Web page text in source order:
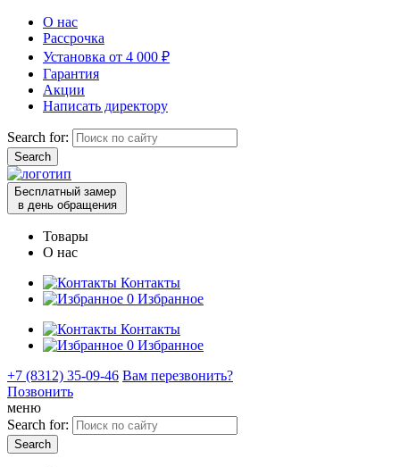
О нас
Рассрочка
Установка от 4 000 ₽
Гарантия
Акции
Написать директору
Search for:
Бесплатный замер
в день обращения
Товары
О нас
Контакты
0 Избранное
Контакты
0 Избранное
+7 (8312) 35-09-46 Вам перезвонить?
Позвонить
меню
Search for: